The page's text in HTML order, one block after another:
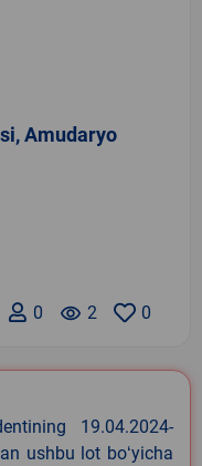
Amudaryo
0
remove_red_eye 2
0
19.04.2024-
ushbu lot boʻyicha